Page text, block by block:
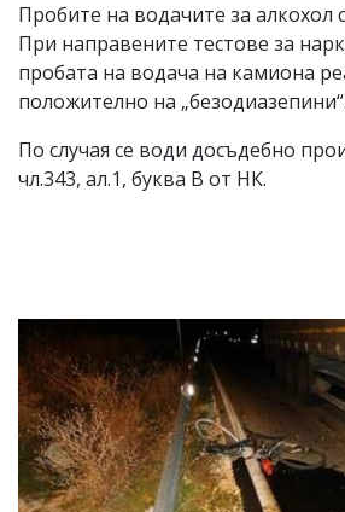
Пробите на водачите за алкохол
При направените тестове за
пробата на водача на камиона
положително на „безодиазепини“.
По случая се води досъдебно
чл.343, ал.1, буква В от НК.